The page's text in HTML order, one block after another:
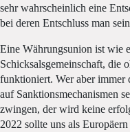
sehr wahrscheinlich eine
bei deren Entschluss man
Eine Währungsunion ist wie
Schicksalsgemeinschaft, die
funktioniert. Wer aber immer
auf Sanktionsmechanismen
zwingen, der wird keine
2022 sollte uns als